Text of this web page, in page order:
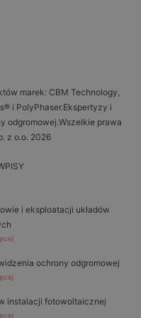
marek: CBM Technology,
i PolyPhaser.Ekspertyzy i
odgromowej.Wszelkie prawa
z o.o. 2026
i eksploatacji układów
ochrony odgromowej
instalacji fotowoltaicznej